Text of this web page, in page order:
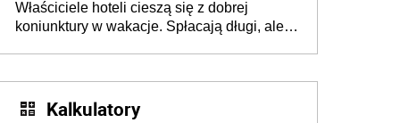
tam, gdzie wielu spędzi urlop po cichu
Właściciele hoteli cieszą się z dobrej
koniunktury w wakacje. Spłacają długi, ale
Kalkulatory